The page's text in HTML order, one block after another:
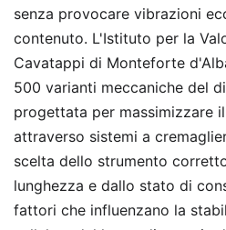
senza provocare vibrazioni
contenuto. L'Istituto per la
Cavatappi di Monteforte
500 varianti meccaniche del
progettata per massimizzare
attraverso sistemi a
scelta dello strumento
lunghezza e dallo stato di
fattori che influenzano la